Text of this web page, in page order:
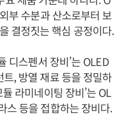
부 수분과 산소로부터 보
결정짓는 핵심 공정이다.
디스펜서 장비’는 OLED
, 방열 재료 등을 정밀하
라미네이팅 장비’는 OL
스 등을 접합하는 장비다.